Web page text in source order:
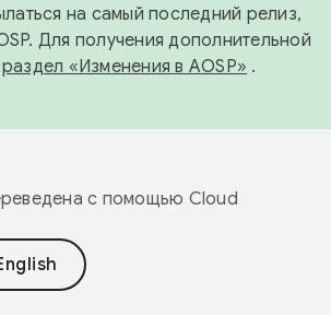
на самый последний релиз,
Для получения дополнительной
раздел «Изменения в AOSP» .
с помощью Cloud